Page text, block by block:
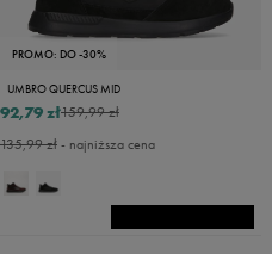
PROMO: DO -30%
UMBRO QUERCUS MID
159,99 zł
92,79 zł
135,99 zł- najniższa cena